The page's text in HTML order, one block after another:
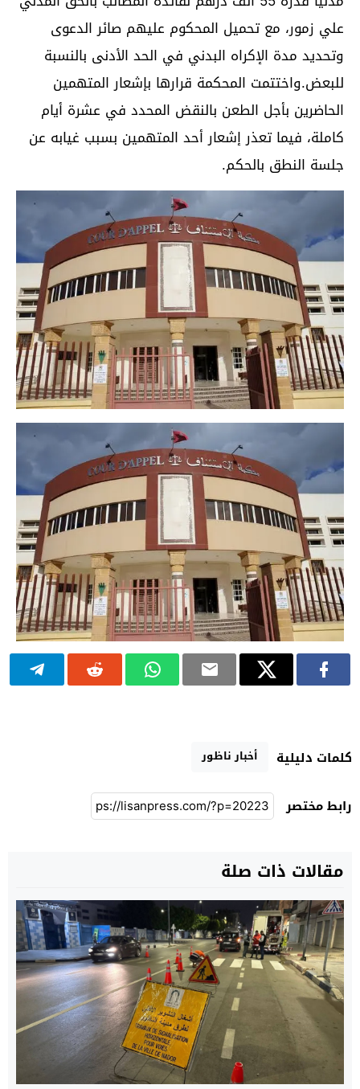
علي زمور، مع تحميل المحكوم عليهم صائر الدعوى
وتحديد مدة الإكراه البدني في الحد الأدنى بالنسبة
للبعض.واختتمت المحكمة قرارها بإشعار المتهمين
الحاضرين بأجل الطعن بالنقض المحدد في عشرة أيام
كاملة، فيما تعذر إشعار أحد المتهمين بسبب غيابه عن
جلسة النطق بالحكم.
كلمات دليلية أخبار ناظور
رابط مختصر
مقالات ذات صلة